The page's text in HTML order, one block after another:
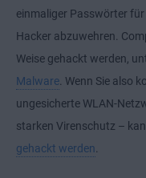
einmaliger Passwörter
Hacker abzuwehren.
Weise gehackt werden,
Malware. Wenn Sie also
ungesicherte WLAN-
starken Virenschutz –
gehackt werden.